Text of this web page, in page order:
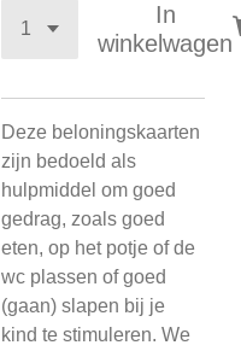
In
winkelwagen
Deze beloningskaarten
zijn bedoeld als
hulpmiddel om goed
gedrag, zoals goed
eten, op het potje of de
wc plassen of goed
(gaan) slapen bij je
kind te stimuleren. We